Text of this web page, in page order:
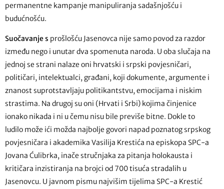
permanentne kampanje manipuliranja sadašnjošću i
budućnošću.
Suočavanje s prošlošću Jasenovca nije samo povod za razdor
između nego i unutar dva spomenuta naroda. U oba slučaja na
jednoj se strani nalaze oni hrvatski i srpski povjesničari,
političari, intelektualci, građani, koji dokumente, argumente i
znanost suprotstavljaju politikantstvu, emocijama i niskim
strastima. Na drugoj su oni (Hrvati i Srbi) kojima činjenice
ionako nikada i ni u čemu nisu bile previše bitne. Dokle to
ludilo može ići možda najbolje govori napad poznatog srpskog
povjesničara i akademika Vasilija Krestića na episkopa SPC-a
Jovana Ćulibrka, inače stručnjaka za pitanja holokausta i
kritičara inzistiranja na brojci od 700 tisuća stradalih u
Jasenovcu. U javnom pismu najvišim tijelima SPC-a Krestić